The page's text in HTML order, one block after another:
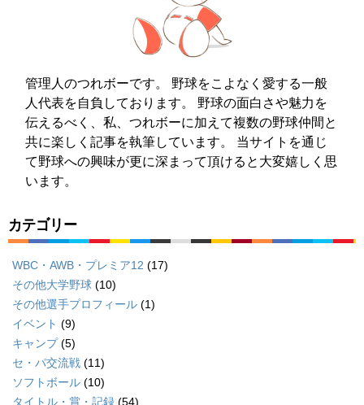
管理人のつれボーです。 野球をこよなく愛する一般
人代表を自負しております。 野球の面白さや魅力を
伝えるべく、私、つれボーに加えて複数の野球仲間と
共に楽しく記事を執筆しています。 当サイトを通じ
て野球への興味が更に深まって頂けると大変嬉しく思
います。
カテゴリー
WBC・AWB・プレミア12 (17)
その他大学野球 (10)
その他選手プロフィール (1)
イベント (9)
キャンプ(5)
セ・パ交流戦 (11)
ソフトボール (10)
タイトル・賞・記録 (54)